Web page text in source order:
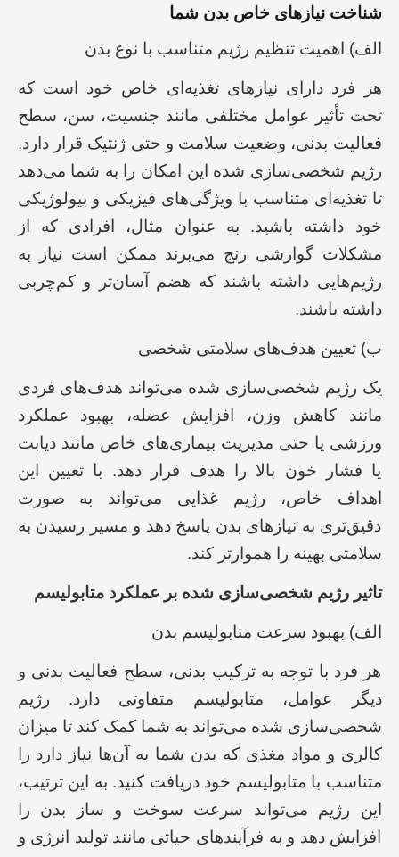
شناخت نیازهای خاص بدن شما
الف) اهمیت تنظیم رژیم متناسب با نوع بدن
هر فرد دارای نیازهای تغذیه‌ای خاص خود است که
تحت تأثیر عوامل مختلفی مانند جنسیت، سن، سطح
فعالیت بدنی، وضعیت سلامت و حتی ژنتیک قرار دارد.
رژیم شخصی‌سازی شده این امکان را به شما می‌دهد
تا تغذیه‌ای متناسب با ویژگی‌های فیزیکی و بیولوژیکی
خود داشته باشید. به عنوان مثال، افرادی که از
مشکلات گوارشی رنج می‌برند ممکن است نیاز به
رژیم‌هایی داشته باشند که هضم آسان‌تر و کم‌چربی
داشته باشند.
ب) تعیین هدف‌های سلامتی شخصی
یک رژیم شخصی‌سازی شده می‌تواند هدف‌های فردی
مانند کاهش وزن، افزایش عضله، بهبود عملکرد
ورزشی یا حتی مدیریت بیماری‌های خاص مانند دیابت
یا فشار خون بالا را هدف قرار دهد. با تعیین این
اهداف خاص، رژیم غذایی می‌تواند به صورت
دقیق‌تری به نیازهای بدن پاسخ دهد و مسیر رسیدن به
سلامتی بهینه را هموارتر کند.
تاثیر رژیم شخصی‌سازی شده بر عملکرد متابولیسم
الف) بهبود سرعت متابولیسم بدن
هر فرد با توجه به ترکیب بدنی، سطح فعالیت بدنی و
دیگر عوامل، متابولیسم متفاوتی دارد. رژیم
شخصی‌سازی شده می‌تواند به شما کمک کند تا میزان
کالری و مواد مغذی که بدن شما به آن‌ها نیاز دارد را
متناسب با متابولیسم خود دریافت کنید. به این ترتیب،
این رژیم می‌تواند سرعت سوخت و ساز بدن را
افزایش دهد و به فرآیندهای حیاتی مانند تولید انرژی و